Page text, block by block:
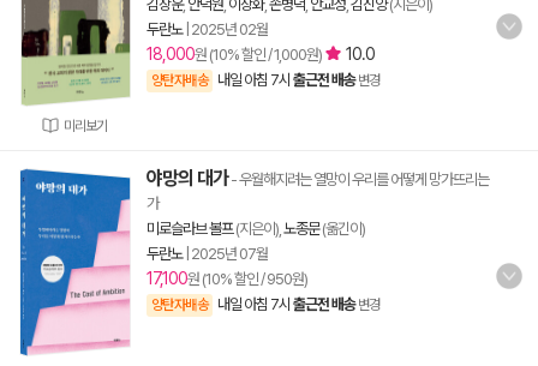
미리보기
김창운, 안덕원 이상화, 손병덕 안교성 김진양(지은이)
두란노| 2025년 02월
18,000원 (10% 할인 / 1,000원) 10.0
양탄자배송 내일 아침 7시 출근전 배송 변경
야망의 대가- 우월해지려는 열망이 우리를 어떻게 망가뜨리는
가
미로슬라브 볼프(지은이), 노종문(옮긴이)
두란노| 2025년 07월
17,100원 (10% 할인 / 950원)
양탄자배송 내일 아침 7시 출근전 배송 변경